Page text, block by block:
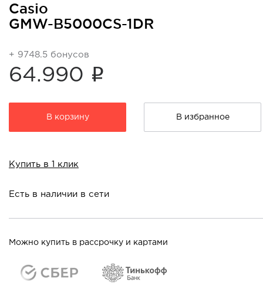
Casio
GMW-B5000CS-1DR
+ 9748.5 бонусов
64.990 i
В корзину В избранное
Купить в 1 клик
Есть в наличии в сети
Можно купить в рассрочку и картами